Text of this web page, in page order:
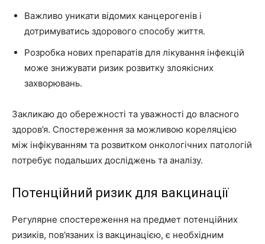
Важливо уникати відомих канцерогенів і
дотримуватись здорового способу життя.
Розробка нових препаратів для лікування інфекцій
може знижувати ризик розвитку злоякісних
захворювань.
Закликаю до обережності та уважності до власного
здоров’я. Спостереження за можливою кореляцією
між інфікуванням та розвитком онкологічних патологій
потребує подальших досліджень та аналізу.
Потенційний ризик для вакцинації
Регулярне спостереження на предмет потенційних
ризиків, пов’язаних із вакцинацією, є необхідним